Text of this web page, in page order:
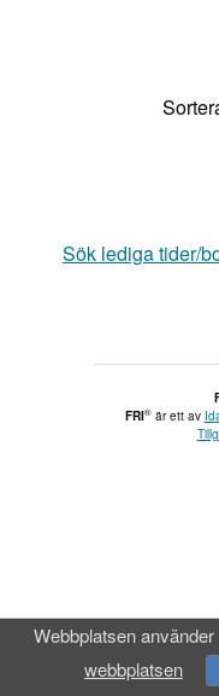
Sök lediga tider/
FRI®är ett av
Webbplatsen
webbplatsen